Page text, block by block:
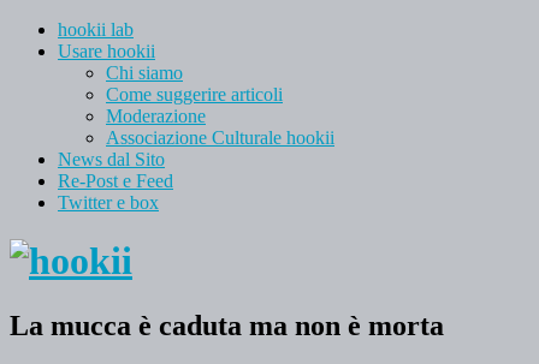
hookii lab
Usare hookii
Chi siamo
Come suggerire articoli
Moderazione
Associazione Culturale hookii
News dal Sito
Re-Post e Feed
Twitter e box
La mucca è caduta ma non è morta